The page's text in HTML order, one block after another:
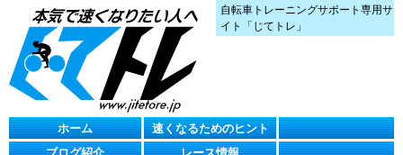
自転車トレーニングサポート専用サ
イト「じてトレ」
ホーム
速くなるためのヒント